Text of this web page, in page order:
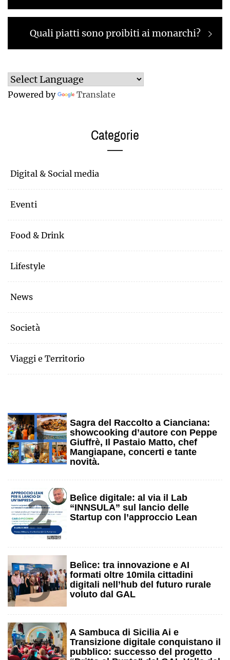
Next
post:
Quali piatti sono proibiti ai monarchi?
Powered by Translate
Categorie
Digital & Social media
Eventi
Food & Drink
Lifestyle
News
Società
Viaggi e Territorio
1
Sagra del Raccolto a Cianciana:
showcooking d’autore con Peppe
Giuffrè, Il Pastaio Matto, chef
Mangiapane, concerti e tante
novità.
2
Belìce digitale: al via il Lab
“INNSULA” sul lancio delle
Startup con l’approccio Lean
3
Belìce: tra innovazione e AI
formati oltre 10mila cittadini
digitali nell’hub del futuro rurale
voluto dal GAL
4
A Sambuca di Sicilia Ai e
Transizione digitale conquistano il
pubblico: successo del progetto